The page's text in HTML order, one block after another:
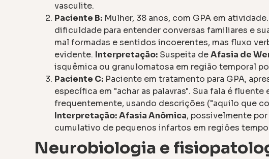
vasculite.
Paciente B: Mulher, 38 anos, com GPA em
dificuldade para entender conversas familiares e
mal formadas e sentidos incoerentes, mas fluxo
evidente. Interpretação: Suspeita deAfasia de
isquêmica ou granulomatosa em região temporal
Paciente C: Paciente em tratamento para GPA,
específica em "achar as palavras". Sua fala é
frequentemente, usando descrições ("aquilo que
Interpretação: Afasia Anômica, possivelmente
cumulativo de pequenos infartos em regiões
Neurobiologia e